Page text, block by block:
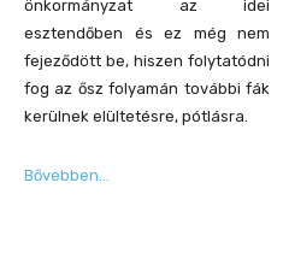
önkormányzat az idei
esztendőben és ez még nem
fejeződött be, hiszen folytatódni
fog az ősz folyamán további fák
kerülnek elültetésre, pótlásra.
Bővebben…